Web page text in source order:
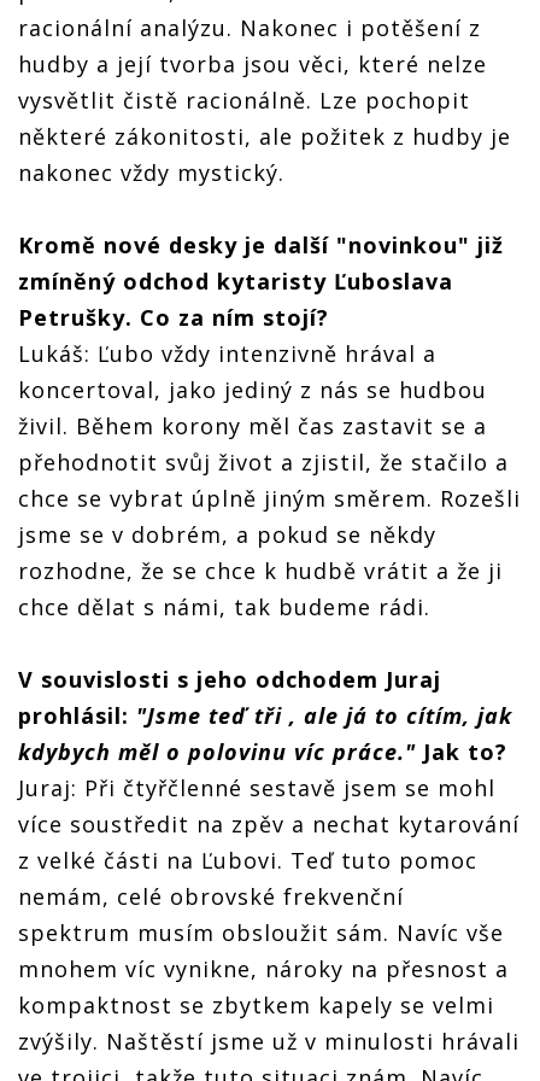
racionální analýzu. Nakonec i potěšení z
hudby a její tvorba jsou věci, které nelze
vysvětlit čistě racionálně. Lze pochopit
některé zákonitosti, ale požitek z hudby je
nakonec vždy mystický.
Kromě nové desky je další "novinkou" již
zmíněný odchod kytaristy Ľuboslava
Petrušky. Co za ním stojí?
Lukáš: Ľubo vždy intenzivně hrával a
koncertoval, jako jediný z nás se hudbou
živil. Během korony měl čas zastavit se a
přehodnotit svůj život a zjistil, že stačilo a
chce se vybrat úplně jiným směrem. Rozešli
jsme se v dobrém, a pokud se někdy
rozhodne, že se chce k hudbě vrátit a že ji
chce dělat s námi, tak budeme rádi.
V souvislosti s jeho odchodem Juraj
prohlásil: "Jsme teď tři , ale já to cítím, jak
kdybych měl o polovinu víc práce." Jak to?
Juraj: Při čtyřčlenné sestavě jsem se mohl
více soustředit na zpěv a nechat kytarování
z velké části na Ľubovi. Teď tuto pomoc
nemám, celé obrovské frekvenční
spektrum musím obsloužit sám. Navíc vše
mnohem víc vynikne, nároky na přesnost a
kompaktnost se zbytkem kapely se velmi
zvýšily. Naštěstí jsme už v minulosti hrávali